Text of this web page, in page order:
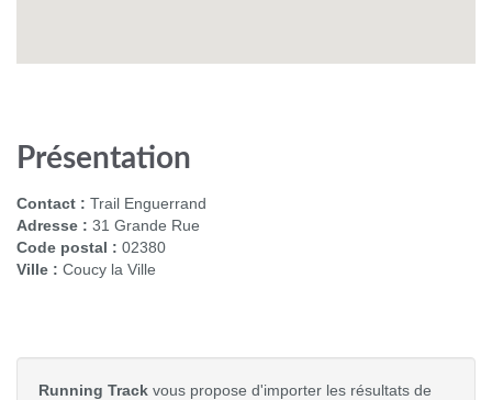
Présentation
Contact : Trail Enguerrand
Adresse : 31 Grande Rue
Code postal : 02380
Ville : Coucy la Ville
Running Track vous propose d'importer les résultats de